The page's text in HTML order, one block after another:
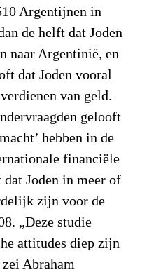
Argentijnen in
de helft dat Joden
naar Argentinië, en
dat Joden vooral
van geld.
gelooft
hebben in de
financiële
Joden in meer of
zijn voor de
„Deze studie
attitudes diep zijn
Abraham